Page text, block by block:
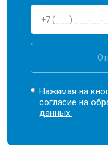
Нажимая на
согласие на
данных.